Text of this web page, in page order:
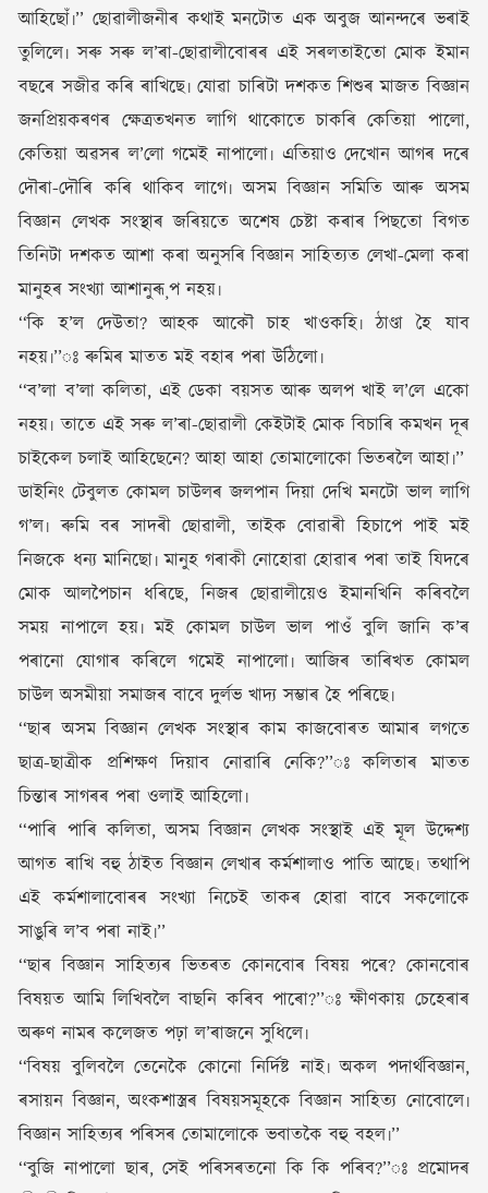
আহিছোঁ৷’’ ছোৱালীজনীৰ কথাই মনটোত এক অবুজ আনন্দৰে ভৰাই
তুলিলে৷ সৰু সৰু ল’ৰা-ছোৱালীবোৰৰ এই সৰলতাইতো মোক ইমান
বছৰে সজীৱ কৰি ৰাখিছে৷ যোৱা চাৰিটা দশকত শিশুৰ মাজত বিজ্ঞান
জনপ্ৰিয়কৰণৰ ক্ষেত্ৰতখনত লাগি থাকোতে চাকৰি কেতিয়া পালো,
কেতিয়া অৱসৰ ল’লো গমেই নাপালো৷ এতিয়াও দেখোন আগৰ দৰে
দৌৰা-দৌৰি কৰি থাকিব লাগে৷ অসম বিজ্ঞান সমিতি আৰু অসম
বিজ্ঞান লেখক সংস্থাৰ জৰিয়তে অশেষ চেষ্টা কৰাৰ পিছতো বিগত
তিনিটা দশকত আশা কৰা অনুসৰি বিজ্ঞান সাহিত্যত লেখা-মেলা কৰা
মানুহৰ সংখ্যা আশানুৰূ¸প নহয়৷
‘‘কি হ’ল দেউতা? আহক আকৌ চাহ খাওকহি৷ ঠাণ্ডা হৈ যাব
নহয়৷’’ঃ ৰুমিৰ মাতত মই বহাৰ পৰা উঠিলো৷
‘‘ব’লা ব’লা কলিতা, এই ডেকা বয়সত আৰু অলপ খাই ল’লে একো
নহয়৷ তাতে এই সৰু ল’ৰা-ছোৱালী কেইটাই মোক বিচাৰি কমখন দূৰ
চাইকেল চলাই আহিছেনে? আহা আহা তোমালোকো ভিতৰলৈ আহা৷’’
ডাইনিং টেবুলত কোমল চাউলৰ জলপান দিয়া দেখি মনটো ভাল লাগি
গ’ল৷ ৰুমি বৰ সাদৰী ছোৱালী, তাইক বোৱাৰী হিচাপে পাই মই
নিজকে ধন্য মানিছো৷ মানুহ গৰাকী নোহোৱা হোৱাৰ পৰা তাই যিদৰে
মোক আলপৈচান ধৰিছে, নিজৰ ছোৱালীয়েও ইমানখিনি কৰিবলৈ
সময় নাপালে হয়৷ মই কোমল চাউল ভাল পাওঁ বুলি জানি ক’ৰ
পৰানো যোগাৰ কৰিলে গমেই নাপালো৷ আজিৰ তাৰিখত কোমল
চাউল অসমীয়া সমাজৰ বাবে দুৰ্লভ খাদ্য সম্ভাৰ হৈ পৰিছে৷
‘‘ছাৰ অসম বিজ্ঞান লেখক সংস্থাৰ কাম কাজবোৰত আমাৰ লগতে
ছাত্ৰ-ছাত্ৰীক প্ৰশিক্ষণ দিয়াব নোৱাৰি নেকি?’’ঃ কলিতাৰ মাতত
চিন্তাৰ সাগৰৰ পৰা ওলাই আহিলো৷
‘‘পাৰি পাৰি কলিতা, অসম বিজ্ঞান লেখক সংস্থাই এই মূল উদ্দেশ্য
আগত ৰাখি বহু ঠাইত বিজ্ঞান লেখাৰ কৰ্মশালাও পাতি আছে৷ তথাপি
এই কৰ্মশালাবোৰৰ সংখ্যা নিচেই তাকৰ হোৱা বাবে সকলোকে
সাঙুৰি ল’ব পৰা নাই৷’’
‘‘ছাৰ বিজ্ঞান সাহিত্যৰ ভিতৰত কোনবোৰ বিষয় পৰে? কোনবোৰ
বিষয়ত আমি লিখিবলৈ বাছনি কৰিব পাৰো?’’ঃ ক্ষীণকায় চেহেৰাৰ
অৰুণ নামৰ কলেজত পঢ়া ল’ৰাজনে সুধিলে৷
‘‘বিষয় বুলিবলৈ তেনেকৈ কোনো নিৰ্দিষ্ট নাই৷ অকল পদাৰ্থবিজ্ঞান,
ৰসায়ন বিজ্ঞান, অংকশাস্ত্ৰৰ বিষয়সমূহকে বিজ্ঞান সাহিত্য নোবোলে৷
বিজ্ঞান সাহিত্যৰ পৰিসৰ তোমালোকে ভবাতকৈ বহু বহল৷’’
‘‘বুজি নাপালো ছাৰ, সেই পৰিসৰতনো কি কি পৰিব?’’ঃ প্ৰমোদৰ